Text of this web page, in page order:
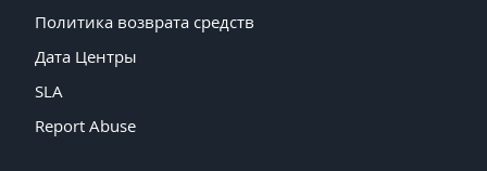
Политика возврата средств
Дата Центры
SLA
Report Abuse